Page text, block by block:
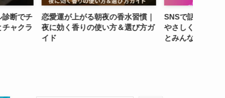
がる朝夜の香水習慣｜
りの使い方＆選び方ガ
SNSで話題の恋愛運アップ体験を
やさしく解説｜バズる投稿の傾向
とみんなのリアルな声まとめ